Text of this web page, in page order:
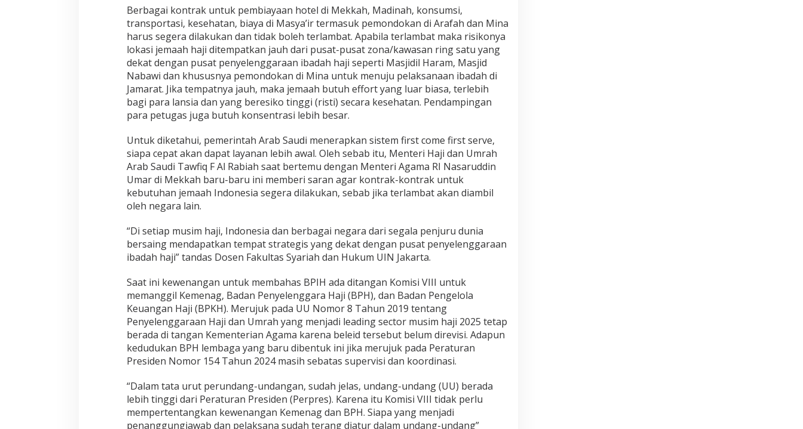
Berbagai kontrak untuk pembiayaan hotel di Mekkah, Madinah, konsumsi,
transportasi, kesehatan, biaya di Masya’ir termasuk pemondokan di Arafah dan Mina
harus segera dilakukan dan tidak boleh terlambat. Apabila terlambat maka risikonya
lokasi jemaah haji ditempatkan jauh dari pusat-pusat zona/kawasan ring satu yang
dekat dengan pusat penyelenggaraan ibadah haji seperti Masjidil Haram, Masjid
Nabawi dan khususnya pemondokan di Mina untuk menuju pelaksanaan ibadah di
Jamarat. Jika tempatnya jauh, maka jemaah butuh effort yang luar biasa, terlebih
bagi para lansia dan yang beresiko tinggi (risti) secara kesehatan. Pendampingan
para petugas juga butuh konsentrasi lebih besar.
Untuk diketahui, pemerintah Arab Saudi menerapkan sistem first come first serve,
siapa cepat akan dapat layanan lebih awal. Oleh sebab itu, Menteri Haji dan Umrah
Arab Saudi Tawfiq F Al Rabiah saat bertemu dengan Menteri Agama RI Nasaruddin
Umar di Mekkah baru-baru ini memberi saran agar kontrak-kontrak untuk
kebutuhan jemaah Indonesia segera dilakukan, sebab jika terlambat akan diambil
oleh negara lain.
“Di setiap musim haji, Indonesia dan berbagai negara dari segala penjuru dunia
bersaing mendapatkan tempat strategis yang dekat dengan pusat penyelenggaraan
ibadah haji” tandas Dosen Fakultas Syariah dan Hukum UIN Jakarta.
Saat ini kewenangan untuk membahas BPIH ada ditangan Komisi VIII untuk
memanggil Kemenag, Badan Penyelenggara Haji (BPH), dan Badan Pengelola
Keuangan Haji (BPKH). Merujuk pada UU Nomor 8 Tahun 2019 tentang
Penyelenggaraan Haji dan Umrah yang menjadi leading sector musim haji 2025 tetap
berada di tangan Kementerian Agama karena beleid tersebut belum direvisi. Adapun
kedudukan BPH lembaga yang baru dibentuk ini jika merujuk pada Peraturan
Presiden Nomor 154 Tahun 2024 masih sebatas supervisi dan koordinasi.
“Dalam tata urut perundang-undangan, sudah jelas, undang-undang (UU) berada
lebih tinggi dari Peraturan Presiden (Perpres). Karena itu Komisi VIII tidak perlu
mempertentangkan kewenangan Kemenag dan BPH. Siapa yang menjadi
penanggungjawab dan pelaksana sudah terang diatur dalam undang-undang”